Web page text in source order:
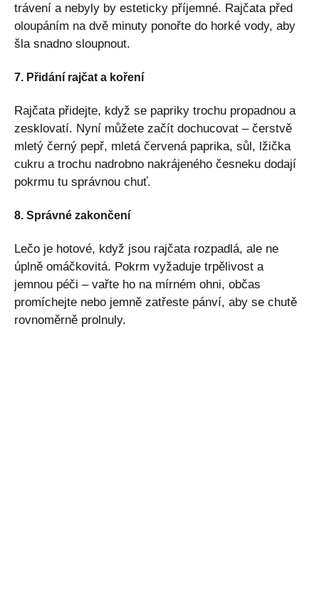
trávení a nebyly by esteticky příjemné. Rajčata před
oloupáním na dvě minuty ponořte do horké vody, aby
šla snadno sloupnout.
7. Přidání rajčat a koření
Rajčata přidejte, když se papriky trochu propadnou a
zesklovatí. Nyní můžete začít dochucovat – čerstvě
mletý černý pepř, mletá červená paprika, sůl, lžička
cukru a trochu nadrobno nakrájeného česneku dodají
pokrmu tu správnou chuť.
8. Správné zakončení
Lečo je hotové, když jsou rajčata rozpadlá, ale ne
úplně omáčkovitá. Pokrm vyžaduje trpělivost a
jemnou péči – vařte ho na mírném ohni, občas
promíchejte nebo jemně zatřeste pánví, aby se chutě
rovnoměrně prolnuly.